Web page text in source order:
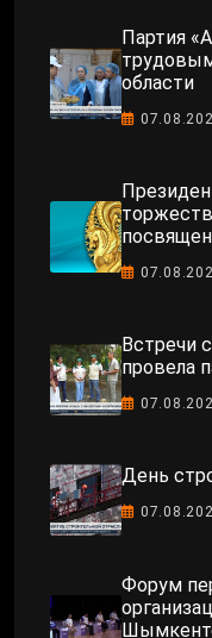
Партия
области
Встречи
провела
День
Форум